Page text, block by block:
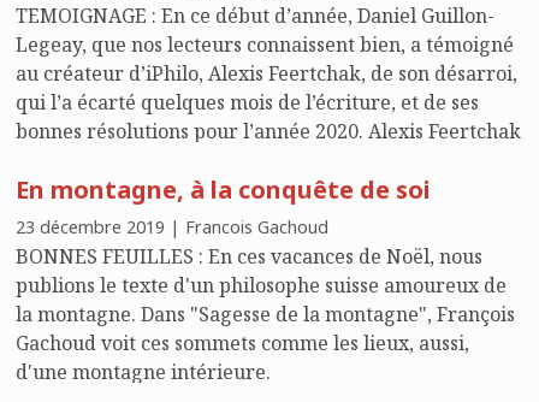
TEMOIGNAGE : En ce début d’année, Daniel Guillon-
Legeay, que nos lecteurs connaissent bien, a témoigné
au créateur d’iPhilo, Alexis Feertchak, de son désarroi,
qui l’a écarté quelques mois de l’écriture, et de ses
bonnes résolutions pour l’année 2020. Alexis Feertchak
mains ». Au départ, rien […]
En montagne, à la conquête de soi
23 décembre 2019 | Francois Gachoud
BONNES FEUILLES : En ces vacances de Noël, nous
publions le texte d'un philosophe suisse amoureux de
la montagne. Dans "Sagesse de la montagne", François
Gachoud voit ces sommets comme les lieux, aussi,
d'une montagne intérieure.